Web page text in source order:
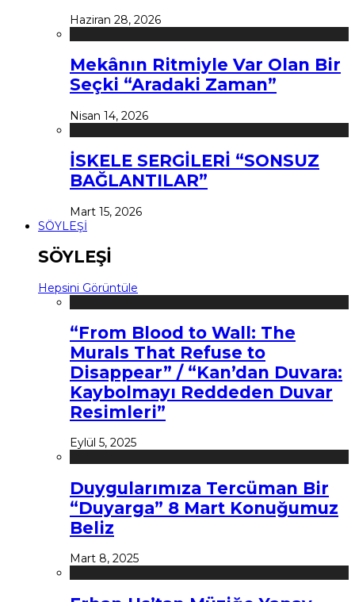
Haziran 28, 2026
Mekânın Ritmiyle Var Olan Bir
Seçki “Aradaki Zaman”
Nisan 14, 2026
İSKELE SERGİLERİ “SONSUZ
BAĞLANTILAR”
Mart 15, 2026
SÖYLEŞİ
SÖYLEŞİ
Hepsini Görüntüle
“From Blood to Wall: The
Murals That Refuse to
Disappear” / “Kan’dan Duvara:
Kaybolmayı Reddeden Duvar
Resimleri”
Eylül 5, 2025
Duygularımıza Tercüman Bir
“Duyarga” 8 Mart Konuğumuz
Beliz
Mart 8, 2025